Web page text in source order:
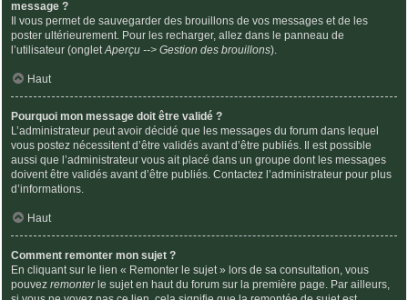
message ?
Il vous permet de sauvegarder des brouillons de vos messages et de les
poster ultérieurement. Pour les recharger, allez dans le panneau de
l’utilisateur (ongletAperçu --> Gestion des brouillons).
Haut
Pourquoi mon message doit être validé ?
L’administrateur peut avoir décidé que les messages du forum dans lequel
vous postez nécessitent d’être validés avant d’être publiés. Il est possible
aussi que l’administrateur vous ait placé dans un groupe dont les messages
doivent être validés avant d’être publiés. Contactez l’administrateur pour plus
d’informations.
Haut
Comment remonter mon sujet ?
En cliquant sur le lien « Remonter le sujet » lors de sa consultation, vous
pouvez remonterle sujet en haut du forum sur la première page. Par ailleurs,